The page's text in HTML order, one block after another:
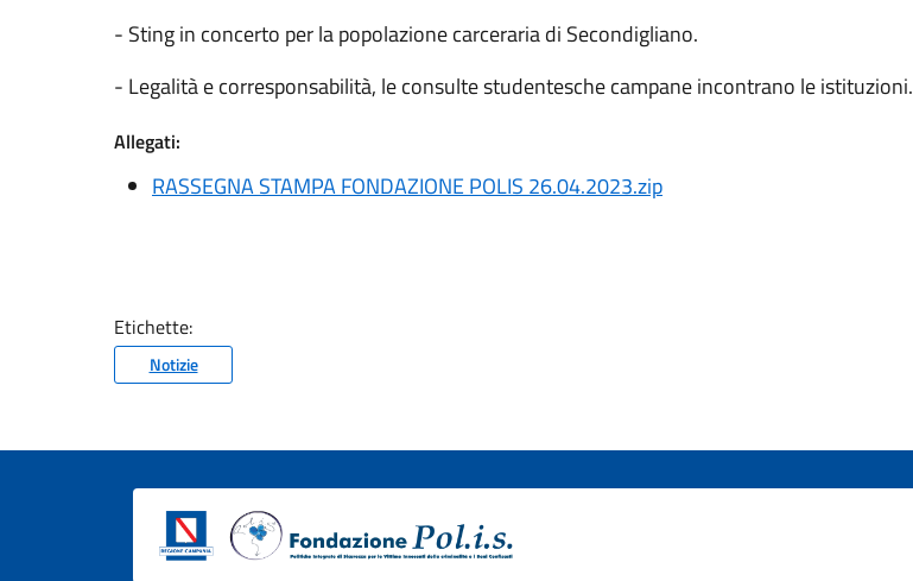
- Sting in concerto per la popolazione carceraria di Secondigliano.
- Legalità e corresponsabilità, le consulte studentesche campane incontrano le istituzioni.
Allegati:
RASSEGNA STAMPA FONDAZIONE POLIS 26.04.2023.zip
Etichette:
Notizie